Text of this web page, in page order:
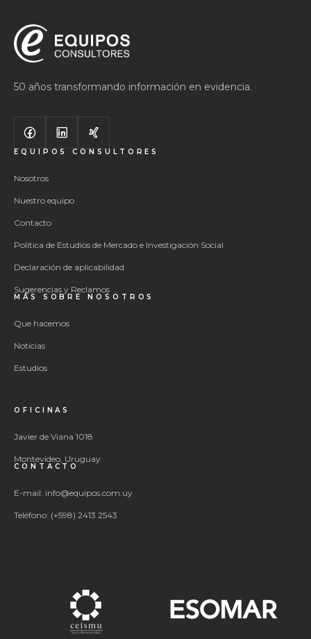
50 años transformando información en evidencia.
EQUIPOS CONSULTORES
Nosotros
Nuestro equipo
Contacto
Política de Estudios de Mercado e Investigación Social
Declaración de aplicabilidad
Sugerencias y Reclamos
MÁS SOBRE NOSOTROS
Que hacemos
Noticias
Estudios
OFICINAS
Javier de Viana 1018
Montevideo, Uruguay
CONTACTO
E-mail: info@equipos.com.uy
Teléfono: (+598) 2413 2543